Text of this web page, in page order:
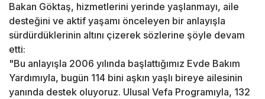
Bakan Göktaş, hizmetlerini yerinde yaşlanmayı, aile
desteğini ve aktif yaşamı önceleyen bir anlayışla
sürdürdüklerinin altını çizerek sözlerine şöyle devam
etti:
"Bu anlayışla 2006 yılında başlattığımız Evde Bakım
Yardımıyla, bugün 114 bini aşkın yaşlı bireye ailesinin
yanında destek oluyoruz. Ulusal Vefa Programıyla, 132